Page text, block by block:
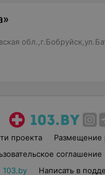
проекта Размещение
соглашение
103.by
Написать в